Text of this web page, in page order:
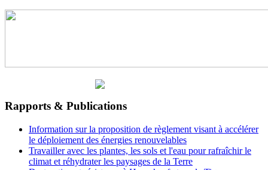
Rapports & Publications
Information sur la proposition de règlement visant à accélérer
le déploiement des énergies renouvelables
Travailler avec les plantes, les sols et l'eau pour rafraîchir le
climat et réhydrater les paysages de la Terre